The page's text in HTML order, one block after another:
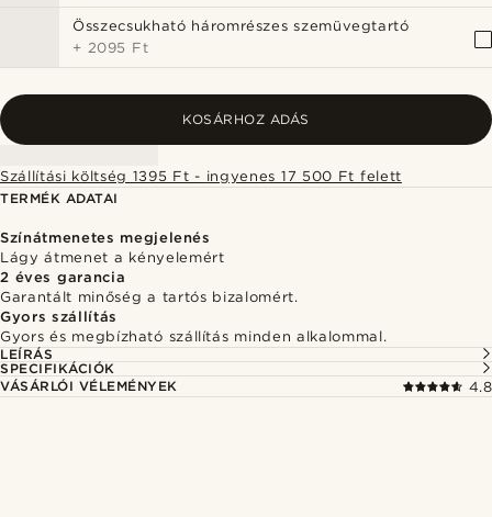
Összecsukható háromrészes szemüvegtartó
+ 2095 Ft
KOSÁRHOZ ADÁS
Szállítási költség 1395 Ft - ingyenes 17 500 Ft felett
TERMÉK ADATAI
Színátmenetes megjelenés
Lágy átmenet a kényelemért
2 éves garancia
Garantált minőség a tartós bizalomért.
Gyors szállítás
Gyors és megbízható szállítás minden alkalommal.
LEÍRÁS
SPECIFIKÁCIÓK
VÁSÁRLÓI VÉLEMÉNYEK
4.8